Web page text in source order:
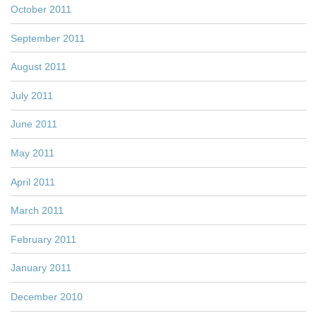
October 2011
September 2011
August 2011
July 2011
June 2011
May 2011
April 2011
March 2011
February 2011
January 2011
December 2010